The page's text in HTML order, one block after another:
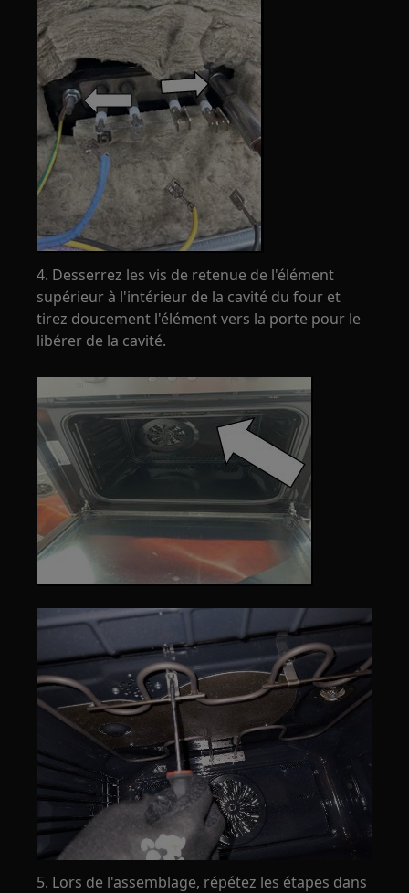
4. Desserrez les vis de retenue de l'élément
supérieur à l'intérieur de la cavité du four et
tirez doucement l'élément vers la porte pour le
libérer de la cavité.
5. Lors de l'assemblage, répétez les étapes dans